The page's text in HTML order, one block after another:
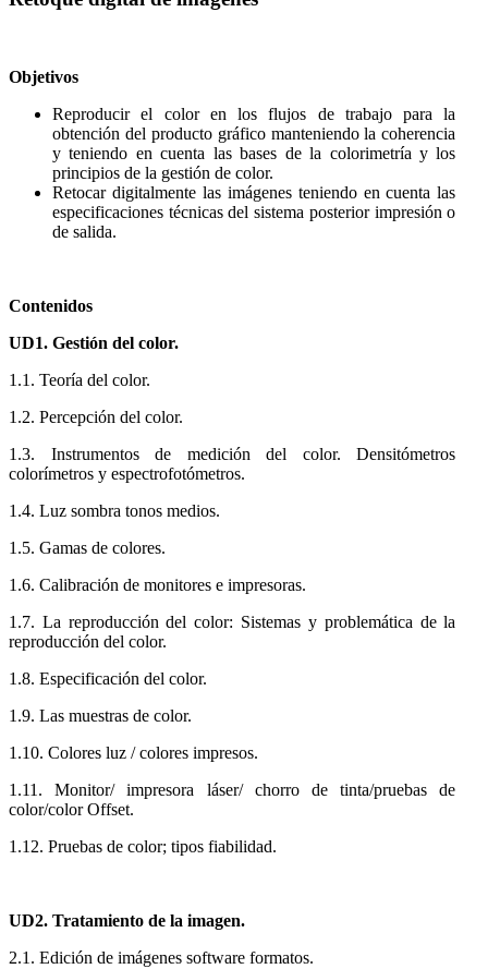
Objetivos
Reproducir el color en los flujos de trabajo para la
obtención del producto gráfico manteniendo la coherencia
y teniendo en cuenta las bases de la colorimetría y los
principios de la gestión de color.
Retocar digitalmente las imágenes teniendo en cuenta las
especificaciones técnicas del sistema posterior impresión o
de salida.
Contenidos
UD1. Gestión del color.
1.1. Teoría del color.
1.2. Percepción del color.
1.3. Instrumentos de medición del color. Densitómetros
colorímetros y espectrofotómetros.
1.4. Luz sombra tonos medios.
1.5. Gamas de colores.
1.6. Calibración de monitores e impresoras.
1.7. La reproducción del color: Sistemas y problemática de la
reproducción del color.
1.8. Especificación del color.
1.9. Las muestras de color.
1.10. Colores luz / colores impresos.
1.11. Monitor/ impresora láser/ chorro de tinta/pruebas de
color/color Offset.
1.12. Pruebas de color; tipos fiabilidad.
UD2. Tratamiento de la imagen.
2.1. Edición de imágenes software formatos.